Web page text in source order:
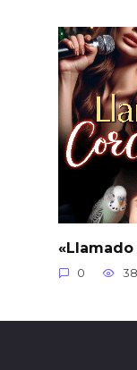
«Llamado
0 38